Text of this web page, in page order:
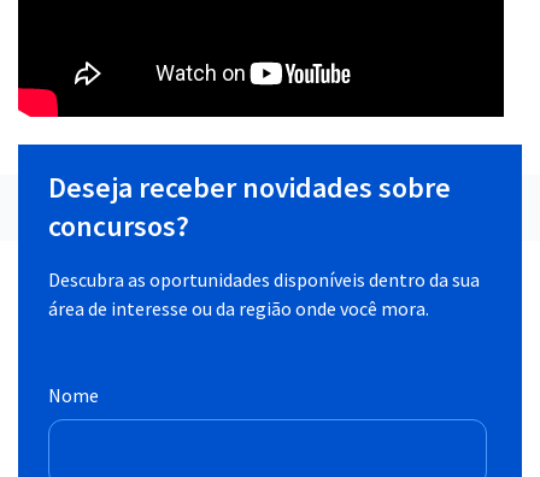
Deseja receber novidades sobre
concursos?
Descubra as oportunidades disponíveis dentro da sua
área de interesse ou da região onde você mora.
Nome